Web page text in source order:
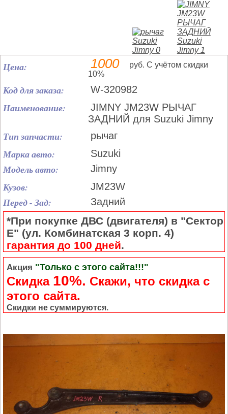
Цена: 1000
руб. С учётом скидки
10%
Код для заказа: W-320982
Наименование:
JIMNY JM23W РЫЧАГ
ЗАДНИЙ для Suzuki Jimny
Тип запчасти: рычаг
Марка авто: Suzuki
Модель авто: Jimny
Кузов: JM23W
Перед - Зад: Задний
*При покупке ДВС (двигателя) в "Сектор
Е" (ул. Комбинатская 3 корп. 4)
гарантия до 100 дней.
Акция "Только с этого сайта!!!"
Скидка 10%. Cкажи, что скидка с
этого сайта.
Скидки не суммируются.